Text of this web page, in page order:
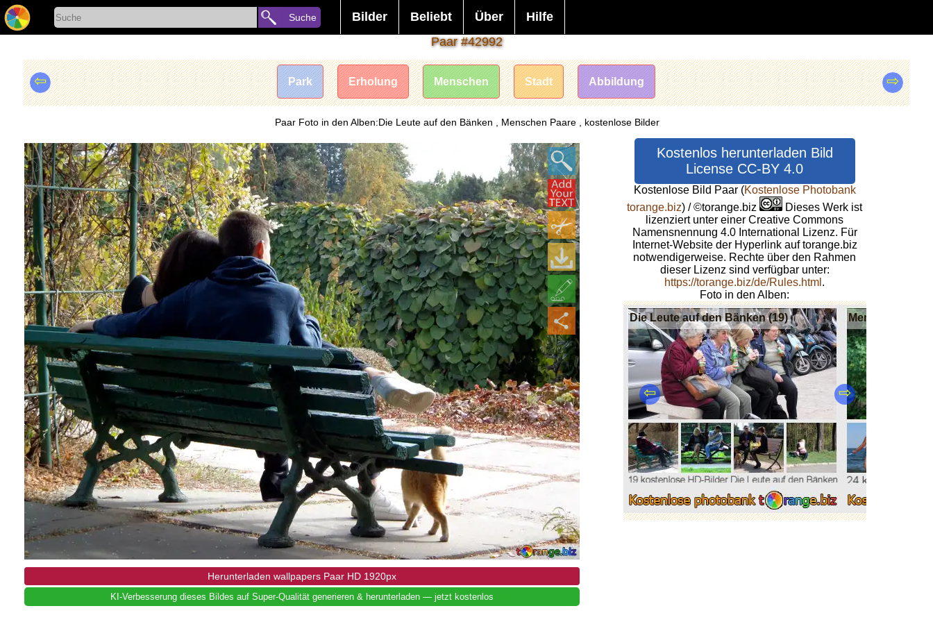
Suche Bilder Beliebt Über
Hilfe
Paar #42992
Park Erholung Menschen Stadt Abbildung
⇦ ⇨
Paar Foto in den Alben:Die Leute auf den Bänken , Menschen Paare , kostenlose Bilder
Herunterladen wallpapers Paar HD 1920px
KI-Verbesserung dieses Bildes auf Super-Qualität generieren & herunterladen — jetzt kostenlos
Kostenlos herunterladen Bild
License CC-BY 4.0
Kostenlose Bild Paar (Kostenlose Photobank
torange.biz) / ©torange.biz
Dieses Werk ist
lizenziert unter einer Creative Commons
Namensnennung 4.0 International Lizenz. Für
Internet-Website der Hyperlink auf torange.biz
notwendigerweise. Rechte über den Rahmen
dieser Lizenz sind verfügbar unter:
https://torange.biz/de/Rules.html .
Foto in den Alben:
Die Leute auf den Bänken (19)
Menschen
⇦ ⇨